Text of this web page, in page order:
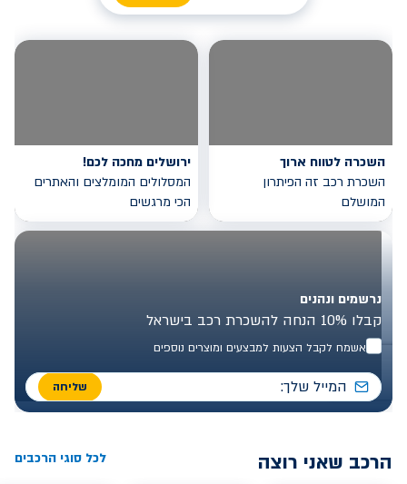
השכרה לטווח ארוך
השכרת רכב זה הפיתרון
המושלם
ירושלים מחכה לכם!
המסלולים המומלצים והאתרים
הכי מרגשים
נרשמים ונהנים
קבלו 10% הנחה להשכרת רכב בישראל
אשמח לקבל הצעות למבצעים ומוצרים נוספים
שליחה
הרכב שאני רוצה לכל סוגי הרכבים